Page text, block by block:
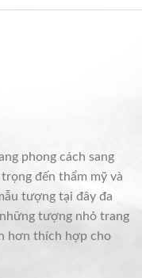
phong cách sang
đến thẩm mỹ và
tượng tại đây đa
tượng nhỏ trang
hơn thích hợp cho